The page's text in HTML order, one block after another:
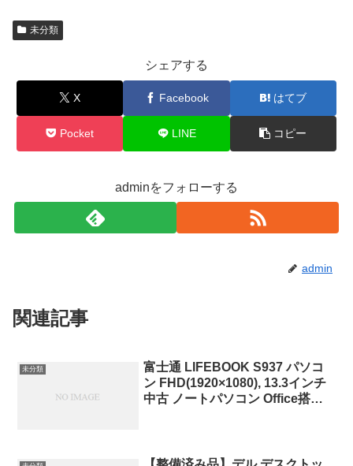
未分類
シェアする
X Facebook はてブ
Pocket LINE コピー
adminをフォローする
admin
関連記事
未分類
富士通 LIFEBOOK S937 パソコ
ン FHD(1920×1080), 13.3インチ
中古 ノートパソコン Office搭載